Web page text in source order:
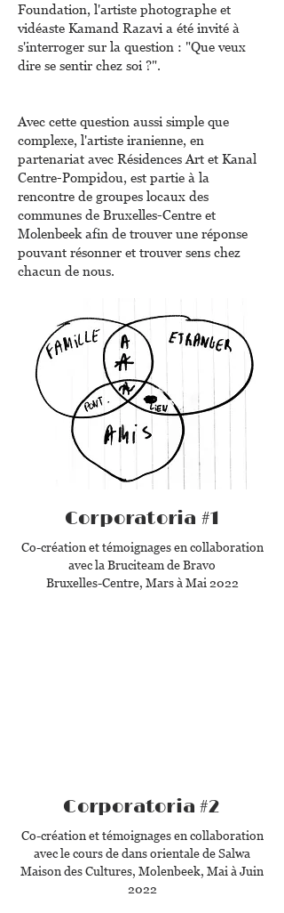
Foundation, l'artiste photographe et
vidéaste Kamand Razavi a été invité à
s'interroger sur la question : "Que veux
dire se sentir chez soi ?".
Avec cette question aussi simple que
complexe, l'artiste iranienne, en
partenariat avec Résidences Art et Kanal
Centre-Pompidou, est partie à la
rencontre de groupes locaux des
communes de Bruxelles-Centre et
Molenbeek afin de trouver une réponse
pouvant résonner et trouver sens chez
chacun de nous.
Corporatoria #1
Co-création et témoignages en collaboration
avec la Bruciteam de Bravo
Bruxelles-Centre, Mars à Mai 2022
Corporatoria #2
Co-création et témoignages en collaboration
avec le cours de dans orientale de Salwa
Maison des Cultures, Molenbeek, Mai à Juin
2022